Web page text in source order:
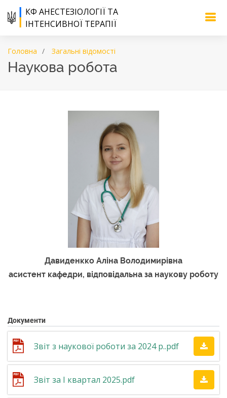
КФ АНЕСТЕЗІОЛОГІЇ ТА
ІНТЕНСИВНОЇ ТЕРАПІЇ
Головна Загальні відомості
Наукова робота
Давиденкко Аліна Володимирівна
асистент кафедри, відповідальна за наукову роботу
Документи
Звіт з наукової роботи за 2024 р..pdf
Звіт за І квартал 2025.pdf